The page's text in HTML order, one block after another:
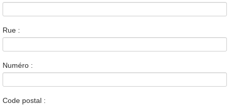
Rue :
Numéro :
Code postal :